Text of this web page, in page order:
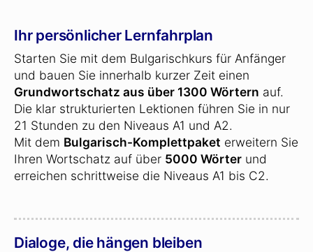
Ihr persönlicher Lernfahrplan
Starten Sie mit dem Bulgarischkurs für Anfänger
und bauen Sie innerhalb kurzer Zeit einen
Grundwortschatz aus über 1300 Wörtern auf.
Die klar strukturierten Lektionen führen Sie in nur
21 Stunden zu den Niveaus A1 und A2.
Mit dem Bulgarisch-Komplettpaket erweitern Sie
Ihren Wortschatz auf über 5000 Wörter und
erreichen schrittweise die Niveaus A1 bis C2.
Dialoge, die hängen bleiben